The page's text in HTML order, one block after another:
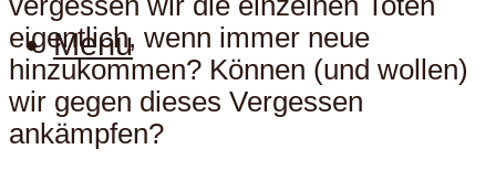
Menu
eigentlich, wenn immer neue
hinzukommen? Können (und wollen)
wir gegen dieses Vergessen
ankämpfen?